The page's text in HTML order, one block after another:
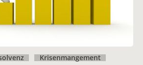
Krisenmangement